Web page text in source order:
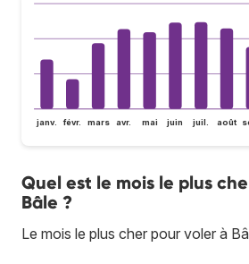
janv. févr. mars avr. mai juin juil. août
Quel est le mois le plus
Bâle ?
Le mois le plus cher pour voler à